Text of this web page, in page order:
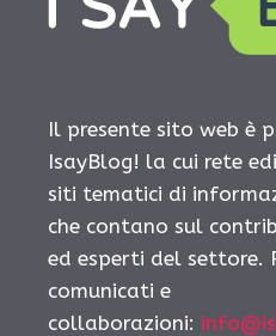
Il presente sito web è
IsayBlog! la cui rete
siti tematici di
che contano sul
ed esperti del settore.
comunicati e
collaborazioni: